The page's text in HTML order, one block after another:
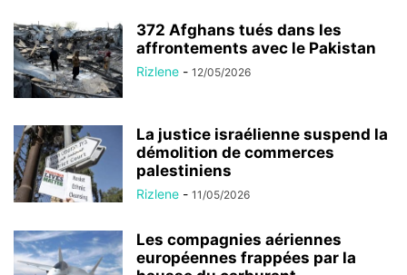
372 Afghans tués dans les
affrontements avec le Pakistan
Rizlene - 12/05/2026
La justice israélienne suspend la
démolition de commerces
palestiniens
Rizlene - 11/05/2026
Les compagnies aériennes
européennes frappées par la